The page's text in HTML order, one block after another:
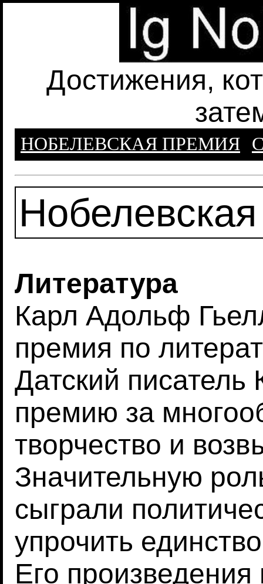
Достижения,
НОБЕЛЕВСКАЯ ПРЕМИЯ
Литература
Карл Адольф
премия по
Датский писатель
премию за
творчество и
Значительную
сыграли
упрочить
Его